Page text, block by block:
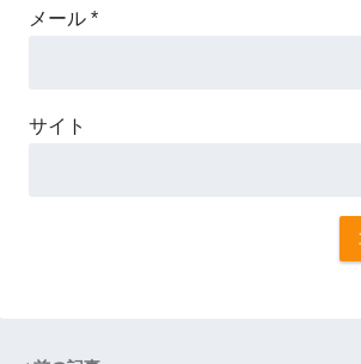
メール *
サイト